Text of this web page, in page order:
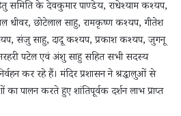
समिति के देवकुमार पाण्डेय, राधेश्याम कश्यप,
धीवर, छोटेलाल साहु, रामकृष्ण कश्यप, गीतेश
संजु साहु, दादू कश्यप, प्रकाश कश्यप, जुगनू
पटेल एवं अंशु साहु सहित सभी सदस्य
कर रहे हैं। मंदिर प्रशासन ने श्रद्धालुओं से
पालन करते हुए शांतिपूर्वक दर्शन लाभ प्राप्त